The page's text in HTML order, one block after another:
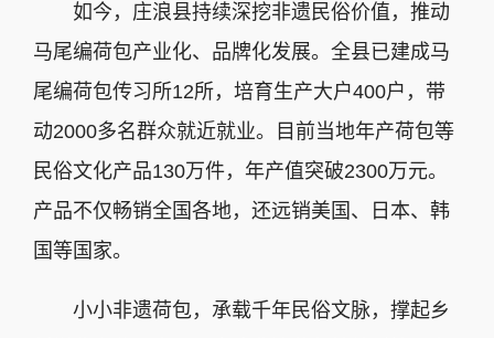
如今，庄浪县持续深挖非遗民俗价值，推动
马尾编荷包产业化、品牌化发展。全县已建成马
尾编荷包传习所12所，培育生产大户400户，带
动2000多名群众就近就业。目前当地年产荷包等
民俗文化产品130万件，年产值突破2300万元。
产品不仅畅销全国各地，还远销美国、日本、韩
国等国家。
小小非遗荷包，承载千年民俗文脉，撑起乡